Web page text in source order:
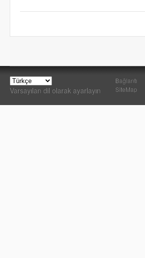
Varsayılan dil olarak ayarlayın
Bağlantı
SiteMap